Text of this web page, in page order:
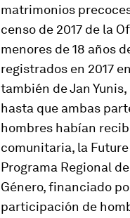
matrimonios
censo de 2017 de la
menores de 18 años
registrados en 2017
también de Jan
hasta que ambas
hombres habían
comunitaria, la
Programa Regional
Género, financiado
participación de